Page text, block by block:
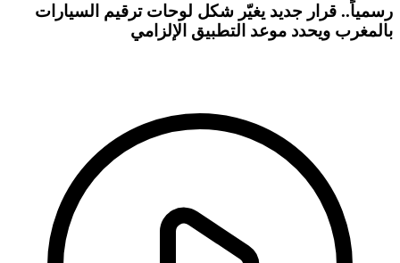
قرار جديد يغيّر شكل لوحات ترقيم السيارات
ويحدد موعد التطبيق الإلزامي